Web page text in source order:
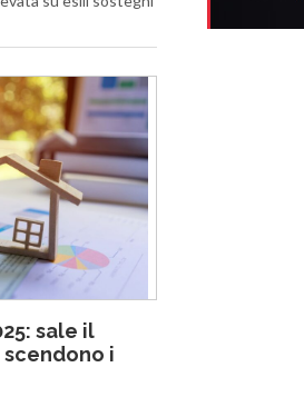
sale il
i